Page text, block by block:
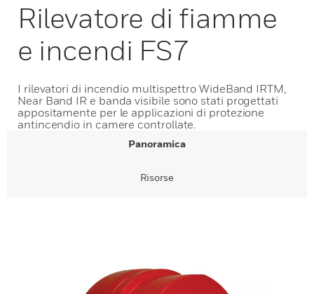
Rilevatore di fiamme
e incendi FS7
I rilevatori di incendio multispettro WideBand IRTM,
Near Band IR e banda visibile sono stati progettati
appositamente per le applicazioni di protezione
antincendio in camere controllate.
Panoramica
Risorse